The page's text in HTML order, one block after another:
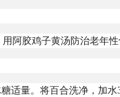
阿胶鸡子黄汤防治老年
适量。将百合洗净，加